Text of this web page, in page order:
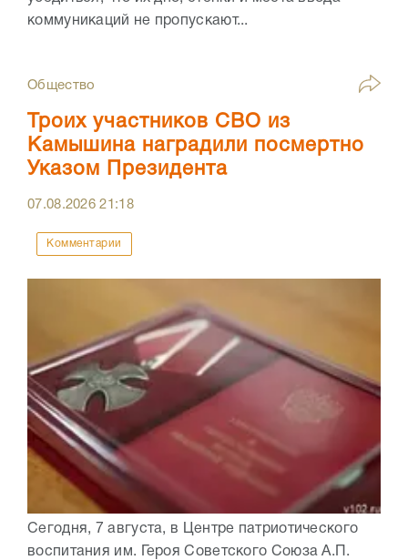
коммуникаций не пропускают...
Общество
Троих участников СВО из
Камышина наградили посмертно
Указом Президента
07.08.202621:18
Комментарии
Сегодня, 7 августа, в Центре патриотического
воспитания им. Героя Советского Союза А.П.